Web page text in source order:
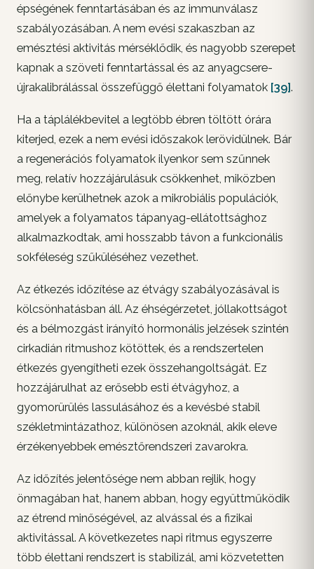
épségének fenntartásában és az immunválasz
szabályozásában. A nem evési szakaszban az
emésztési aktivitás mérséklődik, és nagyobb szerepet
kapnak a szöveti fenntartással és az anyagcsere-
újrakalibrálással összefüggő élettani folyamatok [39].
Ha a táplálékbevitel a legtöbb ébren töltött órára
kiterjed, ezek a nem evési időszakok lerövidülnek. Bár
a regenerációs folyamatok ilyenkor sem szűnnek
meg, relatív hozzájárulásuk csökkenhet, miközben
előnybe kerülhetnek azok a mikrobiális populációk,
amelyek a folyamatos tápanyag-ellátottsághoz
alkalmazkodtak, ami hosszabb távon a funkcionális
sokféleség szűküléséhez vezethet.
Az étkezés időzítése az étvágy szabályozásával is
kölcsönhatásban áll. Az éhségérzetet, jóllakottságot
és a bélmozgást irányító hormonális jelzések szintén
cirkadián ritmushoz kötöttek, és a rendszertelen
étkezés gyengítheti ezek összehangoltságát. Ez
hozzájárulhat az erősebb esti étvágyhoz, a
gyomorürülés lassulásához és a kevésbé stabil
székletmintázathoz, különösen azoknál, akik eleve
érzékenyebbek emésztőrendszeri zavarokra.
Az időzítés jelentősége nem abban rejlik, hogy
önmagában hat, hanem abban, hogy együttműködik
az étrend minőségével, az alvással és a fizikai
aktivitással. A következetes napi ritmus egyszerre
több élettani rendszert is stabilizál, ami közvetetten